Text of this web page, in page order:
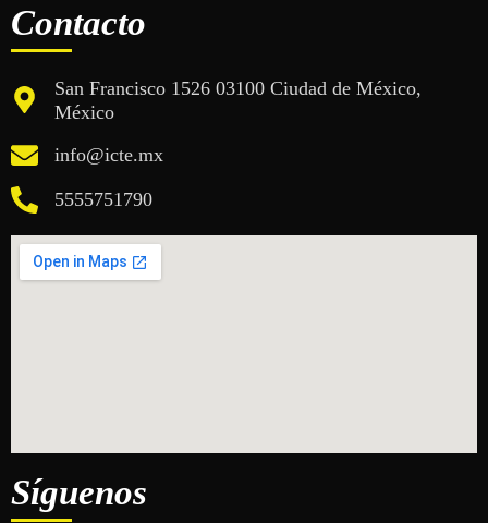
Contacto
San Francisco 1526 03100 Ciudad de México,
México
info@icte.mx
5555751790
Síguenos